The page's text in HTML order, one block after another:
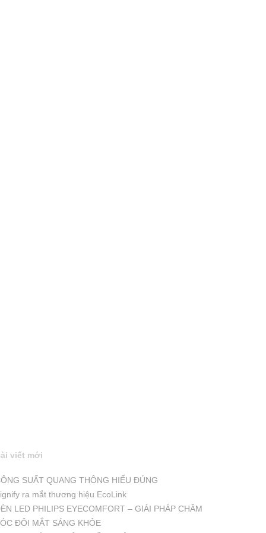
viết mới
SUẤT QUANG THÔNG HIỂU ĐÚNG
ra mắt thương hiệu EcoLink
LED PHILIPS EYECOMFORT – GIẢI PHÁP CHĂM
ĐÔI MẮT SÁNG KHỎE